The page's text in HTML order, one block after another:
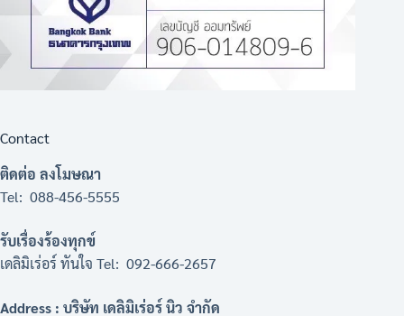
Contact
ติดต่อ ลงโมษณา
Tel: 088-456-5555
รับเรื่องร้องทุกข์
เดลิมิเร่อร์ ทันใจ Tel: 092-666-2657
Address : บริษัท เดลิมิเร่อร์ นิว จำกัด